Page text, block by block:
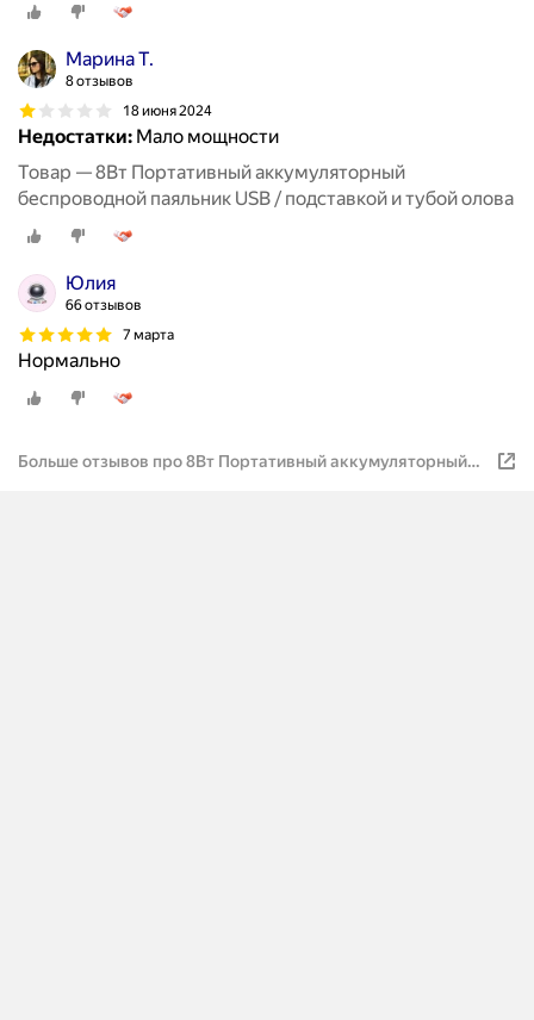
Марина Т.
8 отзывов
18 июня 2024
Недостатки: Мало мощности
Товар — 8Вт Портативный аккумуляторный
беспроводной паяльник USB / подставкой и тубой олова
Юлия
66 отзывов
7 марта
Нормально
Больше отзывов про 8Вт Портативный аккумуляторный